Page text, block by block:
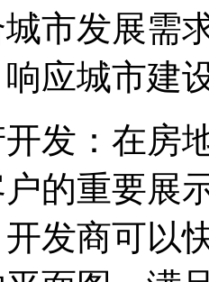
市发展需
应城市建
开发：在房
的重要展
发商可以